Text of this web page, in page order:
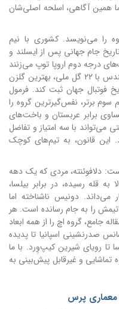
همین آگاهی، اسلحه اصلی‌شان
را می‌نویسد. کشوری با نیم
جام جهانی پس از ایسلند و
درجه دوم اروپا توپ می‌زنند
اما با قلبی بزرگ به میدان می‌آیند. رایان مندس با ۲۲ گل ملی، بهترین گلزن
فوتبال جهان ثبت کند. فرمول
هشت تیم سوم برتر، نفس‌گیرترین گروه را
برابر عربستان و باخت‌های
می‌تواند با سه امتیاز و تفاضل
قانون، به تیم‌های کوچک
است: دلافوئنته، مردی که یک دهه
قله رسیده، در برابر بیلسا،
می‌داند. دونیس ناشناخته اما
تیمش را به جام رسانده است. هر
جامع، گروه اچ را از همه ابعاد
صدرنشینی اسپانیا تا پدیده
تا رویای شیرین کیپ‌وِرد. با ما
تماشایی و غیرقابل پیش‌بینی به
و معماری پرس